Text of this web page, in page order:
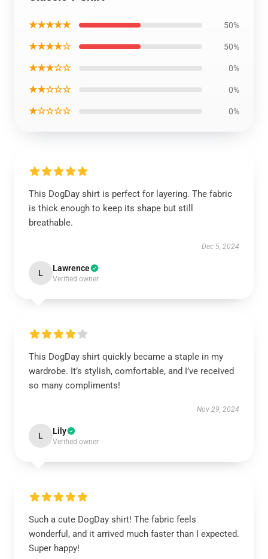
★★★★★ 50%
★★★★☆ 50%
★★★☆☆ 0%
★★☆☆☆ 0%
★☆☆☆☆ 0%
This DogDay shirt is perfect for layering. The fabric
is thick enough to keep its shape but still
breathable.
Dec 5, 2024
L Lawrence
Verified owner
This DogDay shirt quickly became a staple in my
wardrobe. It’s stylish, comfortable, and I’ve received
so many compliments!
Nov 29, 2024
L Lily
Verified owner
Such a cute DogDay shirt! The fabric feels
wonderful, and it arrived much faster than I expected.
Super happy!